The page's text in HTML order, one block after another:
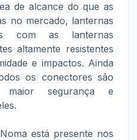
de alcance do que as
no mercado, lanternas
com as lanternas
altamente resistentes
e impactos. Ainda
os conectores são
maior segurança e
está presente nos